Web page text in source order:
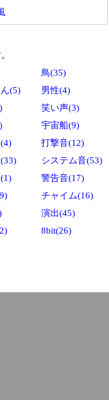
鳥(35)
(5)
男性(4)
笑い声(3)
宇宙船(9)
打撃音(12)
システム音(53)
警告音(17)
チャイム(16)
演出(45)
8bit(26)